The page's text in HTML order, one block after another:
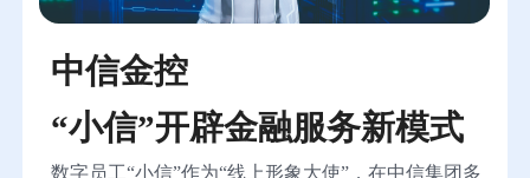
中信金控
“小信”开辟金融服务新模式
数字员工“小信”作为“线上形象大使”，在中信集团多